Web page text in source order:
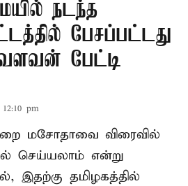
நடந்த
பேசப்பட்டது
பேட்டி
pm
மசோதாவை விரைவில்
செய்யலாம் என்று
இதற்கு தமிழகத்தில்